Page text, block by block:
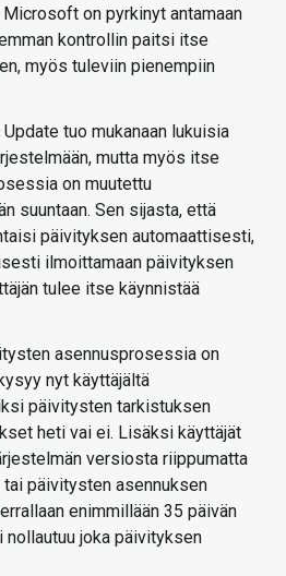
on pyrkinyt antamaan
kontrollin paitsi itse
myös tuleviin pienempiin
tuo mukanaan lukuisia
mutta myös itse
on muutettu
suuntaan. Sen sijasta, että
päivityksen automaattisesti,
ilmoittamaan päivityksen
tulee itse käynnistää
asennusprosessia on
nyt käyttäjältä
päivitysten tarkistuksen
heti vai ei. Lisäksi käyttäjät
versiosta riippumatta
päivitysten asennuksen
enimmillään 35 päivän
nollautuu joka päivityksen